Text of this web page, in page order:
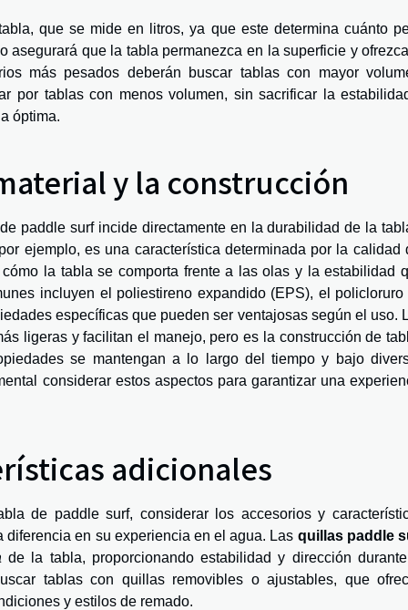
que se mide en litros, ya que este determina cuánto
asegurará que la tabla permanezca en la superficie y
más pesados deberán buscar tablas con mayor
por tablas con menos volumen, sin sacrificar la
óptima.
y la construcción
paddle surf incide directamente en la durabilidad de la
ejemplo, es una característica determinada por la calidad
la tabla se comporta frente a las olas y la estabilidad
incluyen el poliestireno expandido (EPS), el policloruro
específicas que pueden ser ventajosas según el uso.
ligeras y facilitan el manejo, pero es la construcción de
se mantengan a lo largo del tiempo y bajo
considerar estos aspectos para garantizar una
adicionales
de paddle surf, considerar los accesorios y
en su experiencia en el agua. Las quillas paddle
de la tabla, proporcionando estabilidad y dirección
tablas con quillas removibles o ajustables, que
y estilos de remado.